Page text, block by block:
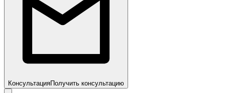
КонсультацияПолучить консультацию